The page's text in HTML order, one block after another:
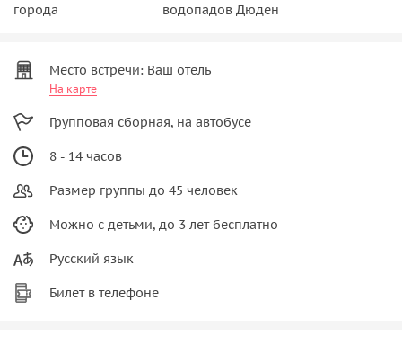
города
водопадов Дюден
Место встречи: Ваш отель
На карте
Групповая сборная, на автобусе
8 - 14 часов
Размер группы до 45 человек
Можно с детьми, до 3 лет бесплатно
Русский язык
Билет в телефоне